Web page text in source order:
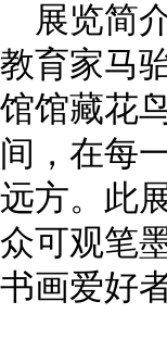
展览简
教育家马
馆馆藏花
间，在每
远方。此
众可观笔
书画爱好